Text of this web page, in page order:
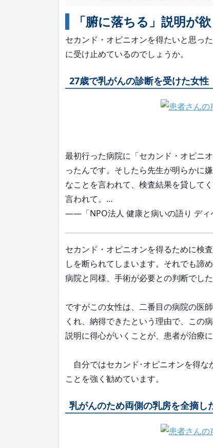
「腑に落ちる」説明が
セカンド・オピニオンを得たいと思っ
に受け止めているのでしょうか。
27歳で乳がんの診断を受けた女性
最初行った病院に「セカンド・オピニ
ったんです。そしたら先生が明らかに
なことを言われて、検査結果を貸して
言われて。…
――「NPO法人 健康と病いの語り ディ
セカンド・オピニオンを得るために検
しを断られてしまいます。それでも諦
病院と同様、手術が必要との判断でした
ですがこの女性は、二番目の病院の医
くれ、納得できたという理由で、この
説明に得心がいくことが、患者が治療
自分ではセカンド･オピニオンを得な
ことを強く勧めています。
乳がんのため両側の乳房を全摘し